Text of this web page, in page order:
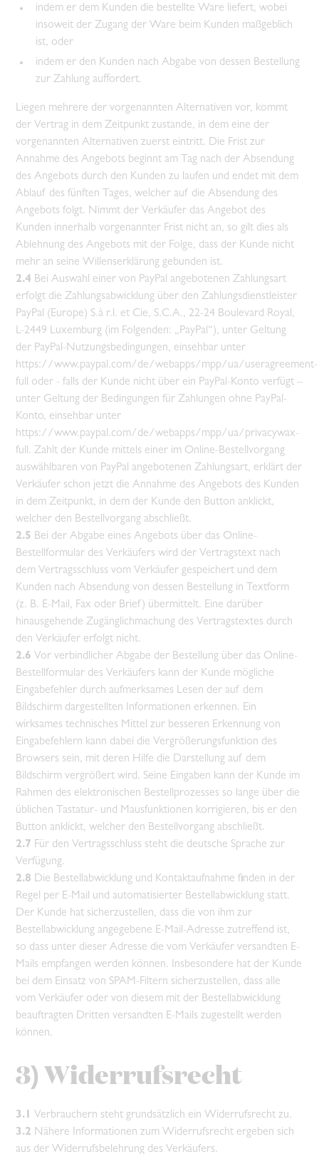
indem er dem Kunden die bestellte Ware liefert, wobei
insoweit der Zugang der Ware beim Kunden maßgeblich
ist, oder
indem er den Kunden nach Abgabe von dessen Bestellung
zur Zahlung auffordert.
Liegen mehrere der vorgenannten Alternativen vor, kommt
der Vertrag in dem Zeitpunkt zustande, in dem eine der
vorgenannten Alternativen zuerst eintritt. Die Frist zur
Annahme des Angebots beginnt am Tag nach der Absendung
des Angebots durch den Kunden zu laufen und endet mit dem
Ablauf des fünften Tages, welcher auf die Absendung des
Angebots folgt. Nimmt der Verkäufer das Angebot des
Kunden innerhalb vorgenannter Frist nicht an, so gilt dies als
Ablehnung des Angebots mit der Folge, dass der Kunde nicht
mehr an seine Willenserklärung gebunden ist.
2.4 Bei Auswahl einer von PayPal angebotenen Zahlungsart
erfolgt die Zahlungsabwicklung über den Zahlungsdienstleister
PayPal (Europe) S.à r.l. et Cie, S.C.A., 22-24 Boulevard Royal,
L-2449 Luxemburg (im Folgenden: „PayPal“), unter Geltung
der PayPal-Nutzungsbedingungen, einsehbar unter
https://www.paypal.com/de/webapps/mpp/ua/useragreement-
full oder - falls der Kunde nicht über ein PayPal-Konto verfügt –
unter Geltung der Bedingungen für Zahlungen ohne PayPal-
Konto, einsehbar unter
https://www.paypal.com/de/webapps/mpp/ua/privacywax-
full. Zahlt der Kunde mittels einer im Online-Bestellvorgang
auswählbaren von PayPal angebotenen Zahlungsart, erklärt der
Verkäufer schon jetzt die Annahme des Angebots des Kunden
in dem Zeitpunkt, in dem der Kunde den Button anklickt,
welcher den Bestellvorgang abschließt.
2.5 Bei der Abgabe eines Angebots über das Online-
Bestellformular des Verkäufers wird der Vertragstext nach
dem Vertragsschluss vom Verkäufer gespeichert und dem
Kunden nach Absendung von dessen Bestellung in Textform
(z. B. E-Mail, Fax oder Brief) übermittelt. Eine darüber
hinausgehende Zugänglichmachung des Vertragstextes durch
den Verkäufer erfolgt nicht.
2.6 Vor verbindlicher Abgabe der Bestellung über das Online-
Bestellformular des Verkäufers kann der Kunde mögliche
Eingabefehler durch aufmerksames Lesen der auf dem
Bildschirm dargestellten Informationen erkennen. Ein
wirksames technisches Mittel zur besseren Erkennung von
Eingabefehlern kann dabei die Vergrößerungsfunktion des
Browsers sein, mit deren Hilfe die Darstellung auf dem
Bildschirm vergrößert wird. Seine Eingaben kann der Kunde im
Rahmen des elektronischen Bestellprozesses so lange über die
üblichen Tastatur- und Mausfunktionen korrigieren, bis er den
Button anklickt, welcher den Bestellvorgang abschließt.
2.7 Für den Vertragsschluss steht die deutsche Sprache zur
Verfügung.
2.8 Die Bestellabwicklung und Kontaktaufnahme finden in der
Regel per E-Mail und automatisierter Bestellabwicklung statt.
Der Kunde hat sicherzustellen, dass die von ihm zur
Bestellabwicklung angegebene E-Mail-Adresse zutreffend ist,
so dass unter dieser Adresse die vom Verkäufer versandten E-
Mails empfangen werden können. Insbesondere hat der Kunde
bei dem Einsatz von SPAM-Filtern sicherzustellen, dass alle
vom Verkäufer oder von diesem mit der Bestellabwicklung
beauftragten Dritten versandten E-Mails zugestellt werden
können.
3) Widerrufsrecht
3.1 Verbrauchern steht grundsätzlich ein Widerrufsrecht zu.
3.2 Nähere Informationen zum Widerrufsrecht ergeben sich
aus der Widerrufsbelehrung des Verkäufers.